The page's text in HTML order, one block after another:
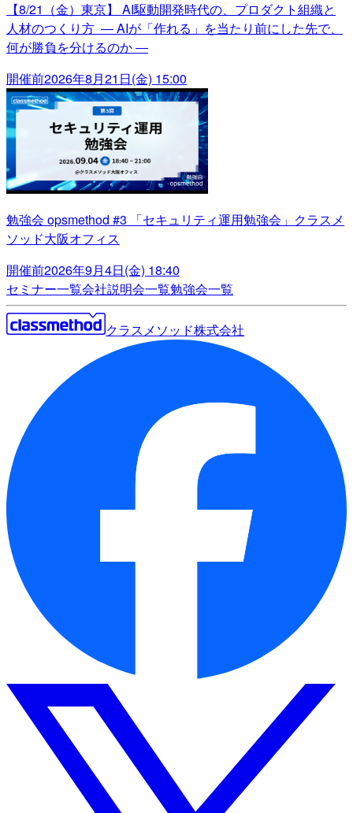
【8/21（金）東京】 AI駆動開発時代の、プロダクト組織と
人材のつくり方 ― AIが「作れる」を当たり前にした先で、
何が勝負を分けるのか ―
開催前2026年8月21日(金) 15:00
勉強会 opsmethod #3 「セキュリティ運用勉強会」クラスメ
ソッド大阪オフィス
開催前2026年9月4日(金) 18:40
セミナー一覧会社説明会一覧勉強会一覧
クラスメソッド株式会社